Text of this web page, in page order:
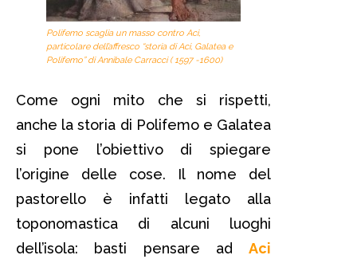
Polifemo scaglia un masso contro Aci,
particolare dell’affresco “storia di Aci, Galatea e
Polifemo” di Annibale Carracci ( 1597 -1600)
Come ogni mito che si rispetti,
anche la storia di Polifemo e Galatea
si pone l’obiettivo di spiegare
l’origine delle cose. Il nome del
pastorello è infatti legato alla
toponomastica di alcuni luoghi
dell’isola: basti pensare ad Aci